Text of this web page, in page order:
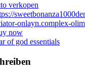
verkopen
onlayn.complex-
now
of god essentials